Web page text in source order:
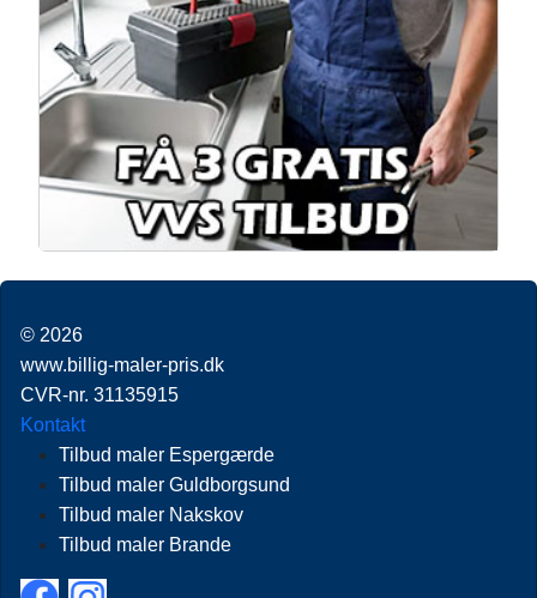
© 2026
www.billig-maler-pris.dk
CVR-nr. 31135915
Kontakt
Tilbud maler Espergærde
Tilbud maler Guldborgsund
Tilbud maler Nakskov
Tilbud maler Brande